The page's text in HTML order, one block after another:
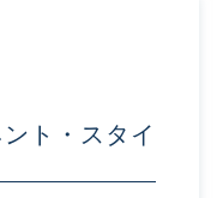
ト・スタイ